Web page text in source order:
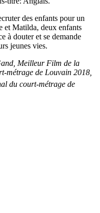
des enfants pour un
et Matilda, deux enfants
à douter et se demande
jeunes vies.
Meilleur Film de la
métrage de Louvain 2018,
du court-métrage de